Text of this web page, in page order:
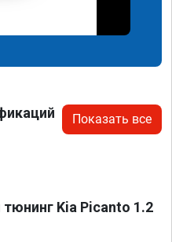
Показать все
Kia Picanto 1.2